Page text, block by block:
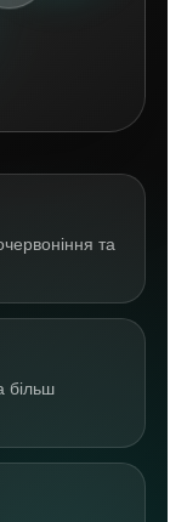
та
більш